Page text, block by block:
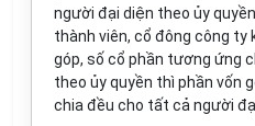
người đại diện theo ủy
thành viên, cổ đông công ty
góp, số cổ phần tương ứng
theo ủy quyền thì phần vốn
chia đều cho tất cả người